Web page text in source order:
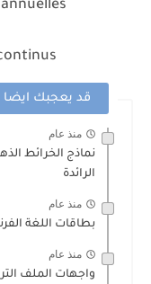
قد يعجبك ايضا
منذ عام
نماذج الخرائط
الرائدة
منذ عام
بطاقات اللغة
منذ عام
واجهات الملف